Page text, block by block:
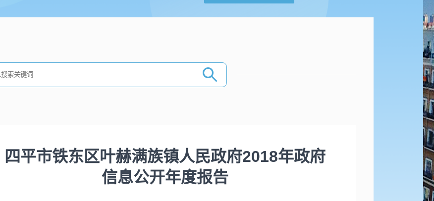
四平市铁东区叶赫满族镇人民政府2018年政府
信息公开年度报告